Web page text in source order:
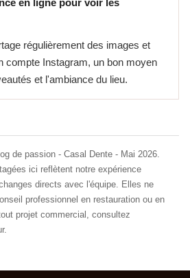
en ligne pour voir les
régulièrement des images et
compte Instagram, un bon moyen
et l'ambiance du lieu.
de passion - Casal Dente - Mai 2026.
ici reflètent notre expérience
directs avec l'équipe. Elles ne
professionnel en restauration ou en
projet commercial, consultez